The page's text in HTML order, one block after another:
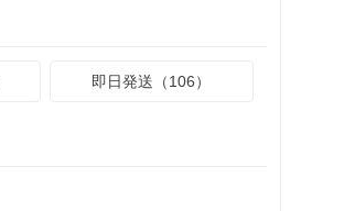
即日発送（106）